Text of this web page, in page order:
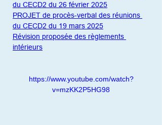
du CECD2 du 26 février 2025
PROJET de procès-verbal des réunions
du CECD2 du 19 mars 2025
Révision proposée des règlements
intérieurs
https://www.youtube.com/watch?
v=mzKK2P5HG98